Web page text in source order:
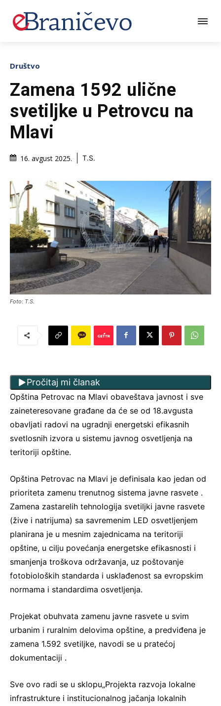
Društvo
Zamena 1592 ulične
svetiljke u Petrovcu na
Mlavi
16. avgust 2025. T.S.
Foto: T.S.
Pročitaj mi članak
Opština Petrovac na Mlavi obaveštava javnost i sve
zaineteresovane građane da će se od 18.avgusta
obavljati radovi na ugradnji energetski efikasnih
svetlosnih izvora u sistemu javnog osvetljenja na
teritoriji opštine.
Opština Petrovac na Mlavi je definisala kao jedan od
prioriteta zamenu trenutnog sistema javne rasvete .
Zamena zastarelih tehnologija svetiljki javne rasvete
(žive i natrijuma) sa savremenim LED osvetljenjem
planirana je u mesnim zajednicama na teritoriji
opštine, u cilju povećanja energetske efikasnosti i
smanjenja troškova održavanja, uz poštovanje
fotobioloških standarda i usklađenost sa evropskim
normama i standardima osvetljenja.
Projekat obuhvata zamenu javne rasvete u svim
urbanim i ruralnim delovima opštine, a predviđena je
zamena 1.592 svetiljke, navodi se u pratećoj
dokumentaciji .
Sve ovo radi se u sklopu„Projekta razvoja lokalne
infrastrukture i institucionalnog jačanja lokalnih